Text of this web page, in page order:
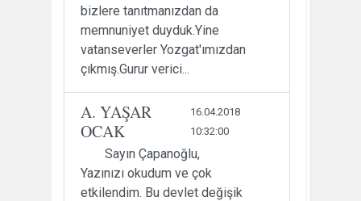
bizlere tanıtmanızdan da
memnuniyet duyduk.Yine
vatanseverler Yozgat'ımızdan
çıkmış.Gurur verici...
A. YAŞAR
OCAK
16.04.2018
10:32:00
Sayın Çapanoğlu,
Yazınızı okudum ve çok
etkilendim. Bu devlet değişik